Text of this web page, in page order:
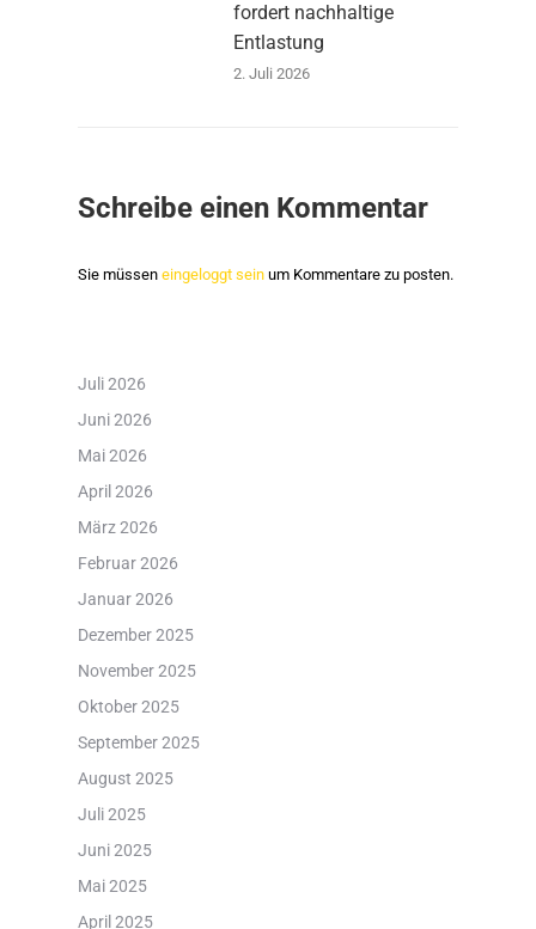
fordert nachhaltige
Entlastung
2. Juli 2026
Schreibe einen Kommentar
Sie müssen eingeloggt seinum Kommentare zu posten.
Juli 2026
Juni 2026
Mai 2026
April 2026
März 2026
Februar 2026
Januar 2026
Dezember 2025
November 2025
Oktober 2025
September 2025
August 2025
Juli 2025
Juni 2025
Mai 2025
April 2025